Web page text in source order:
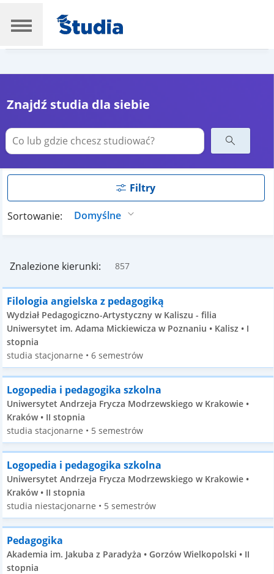
Znajdź studia dla siebie
Filtry
Sortowanie:
Znalezione kierunki: 857
Filologia angielska z pedagogiką
Wydział Pedagogiczno-Artystyczny w Kaliszu - filia
Uniwersytet im. Adama Mickiewicza w Poznaniu • Kalisz • I
stopnia
studia stacjonarne • 6 semestrów
Logopedia i pedagogika szkolna
Uniwersytet Andrzeja Frycza Modrzewskiego w Krakowie •
Kraków • II stopnia
studia stacjonarne • 5 semestrów
Logopedia i pedagogika szkolna
Uniwersytet Andrzeja Frycza Modrzewskiego w Krakowie •
Kraków • II stopnia
studia niestacjonarne • 5 semestrów
Pedagogika
Akademia im. Jakuba z Paradyża • Gorzów Wielkopolski • II
stopnia